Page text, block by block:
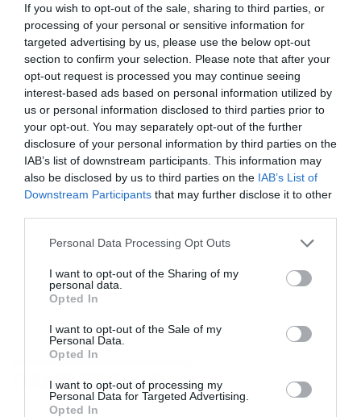
If you wish to opt-out of the sale, sharing to third parties, or
processing of your personal or sensitive information for
targeted advertising by us, please use the below opt-out
section to confirm your selection. Please note that after your
opt-out request is processed you may continue seeing
interest-based ads based on personal information utilized by
us or personal information disclosed to third parties prior to
your opt-out. You may separately opt-out of the further
disclosure of your personal information by third parties on the
IAB’s list of downstream participants. This information may
also be disclosed by us to third parties on the IAB’s List of
Downstream Participants that may further disclose it to other
Please note that this website/app uses one or more Google
not limited to your visit or usage behaviour. You may click to
grant or deny consent to Google and its third-party tags to
use your data for below specified purposes in below Google
consent section.
Personal Data Processing Opt Outs
I want to opt-out of the Sharing of my
personal data.
Opted In
I want to opt-out of the Sale of my
Personal Data.
Opted In
I want to opt-out of processing my
Personal Data for Targeted Advertising.
Opted In
ΠΑΜΕ ΣΤΟΙΧΗΜΑ